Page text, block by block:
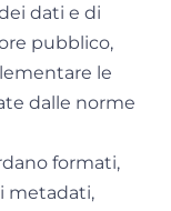
dati e di
pubblico,
le
dalle norme
formati,
metadati,